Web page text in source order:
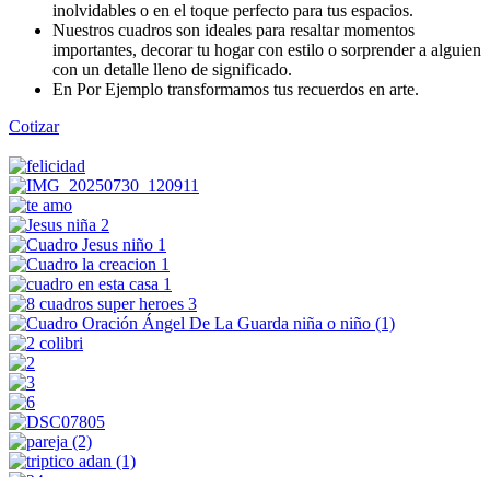
inolvidables o en el toque perfecto para tus espacios.
Nuestros cuadros son ideales para resaltar momentos
importantes, decorar tu hogar con estilo o sorprender a alguien
con un detalle lleno de significado.
En Por Ejemplo transformamos tus recuerdos en arte.
Cotizar